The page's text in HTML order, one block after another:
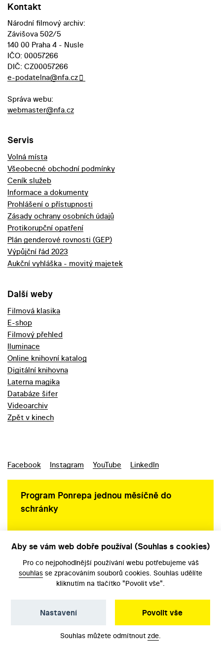
Kontakt
Národní filmový archiv:
Závišova 502/5
140 00 Praha 4 - Nusle
IČO: 00057266
DIČ: CZ00057266
e-podatelna@nfa.cz
Správa webu:
webmaster@nfa.cz
Servis
Volná místa
Všeobecné obchodní podmínky
Ceník služeb
Informace a dokumenty
Prohlášení o přístupnosti
Zásady ochrany osobních údajů
Protikorupční opatření
Plán genderové rovnosti (GEP)
Výpůjční řád 2023
Aukční vyhláška - movitý majetek
Další weby
Filmová klasika
E-shop
Filmový přehled
Iluminace
Online knihovní katalog
Digitální knihovna
Laterna magika
Databáze šifer
Videoarchiv
Zpět v kinech
Facebook Instagram YouTube LinkedIn
Program Ponrepa jednou měsíčně do
schránky
Aby se vám web dobře používal (Souhlas s cookies)
Pro co nejpohodlnější používání webu potřebujeme váš
souhlas se zpracováním souborů cookies. Souhlas udělíte
kliknutím na tlačítko "Povolit vše".
Povolit vše
Nastavení
Souhlas můžete odmítnout zde